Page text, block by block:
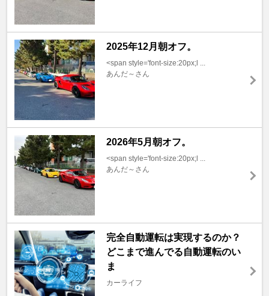
2025年12月朝オフ。
<span style='font-size:20px;l ...
あんだ～さん
2026年5月朝オフ。
<span style='font-size:20px;l ...
あんだ～さん
完全自動運転は実現するのか？
どこまで進んでる自動運転のい
ま
カーライフ